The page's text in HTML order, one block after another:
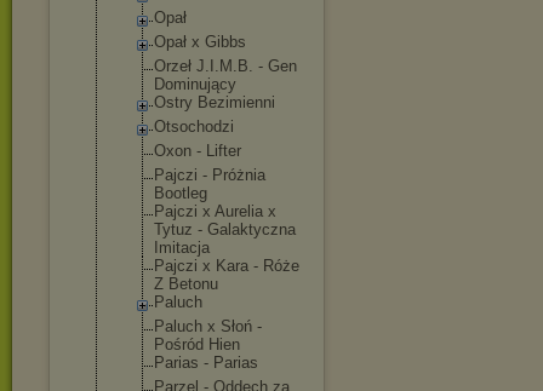
Opał
Opał x Gibbs
Orzeł J.I.M.B. - Gen
Dominujący
Ostry Bezimienni
Otsochodzi
Oxon - Lifter
Pajczi - Próżnia
Bootleg
Pajczi x Aurelia x
Tytuz - Galaktyczna
Imitacja
Pajczi x Kara - Róże
Z Betonu
Paluch
Paluch x Słoń -
Pośród Hien
Parias - Parias
Parzel - Oddech za